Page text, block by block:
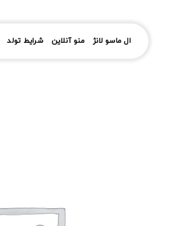
ال ماسو لانژ منو آنلاین شرایط تولد